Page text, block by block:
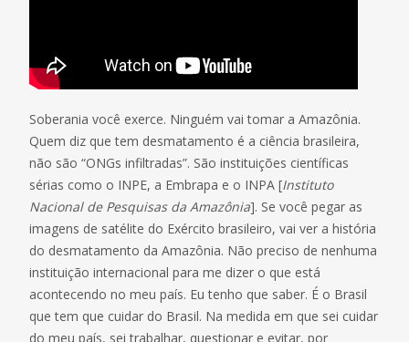
Soberania você exerce. Ninguém vai tomar a Amazônia.
Quem diz que tem desmatamento é a ciência brasileira,
não são “ONGs infiltradas”. São instituições científicas
sérias como o INPE, a Embrapa e o INPA [Instituto
Nacional de Pesquisas da Amazônia]. Se você pegar as
imagens de satélite do Exército brasileiro, vai ver a história
do desmatamento da Amazônia. Não preciso de nenhuma
instituição internacional para me dizer o que está
acontecendo no meu país. Eu tenho que saber. É o Brasil
que tem que cuidar do Brasil. Na medida em que sei cuidar
do meu país, sei trabalhar, questionar e evitar, por